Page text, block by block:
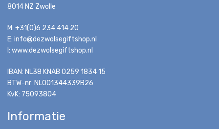
8014 NZ Zwolle
M: +31(0)6 234 414 20
E: info@dezwolsegiftshop.nl
I: www.dezwolsegiftshop.nl
IBAN: NL38 KNAB 0259 1834 15
BTW-nr: NL001344339B26
KvK: 75093804
Informatie